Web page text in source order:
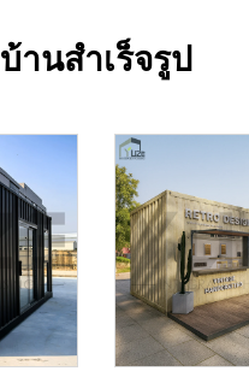
บ้านสำเร็จรูป